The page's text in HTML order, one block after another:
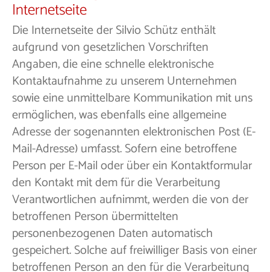
Internetseite
Die Internetseite der Silvio Schütz enthält
aufgrund von gesetzlichen Vorschriften
Angaben, die eine schnelle elektronische
Kontaktaufnahme zu unserem Unternehmen
sowie eine unmittelbare Kommunikation mit uns
ermöglichen, was ebenfalls eine allgemeine
Adresse der sogenannten elektronischen Post (E-
Mail-Adresse) umfasst. Sofern eine betroffene
Person per E-Mail oder über ein Kontaktformular
den Kontakt mit dem für die Verarbeitung
Verantwortlichen aufnimmt, werden die von der
betroffenen Person übermittelten
personenbezogenen Daten automatisch
gespeichert. Solche auf freiwilliger Basis von einer
betroffenen Person an den für die Verarbeitung